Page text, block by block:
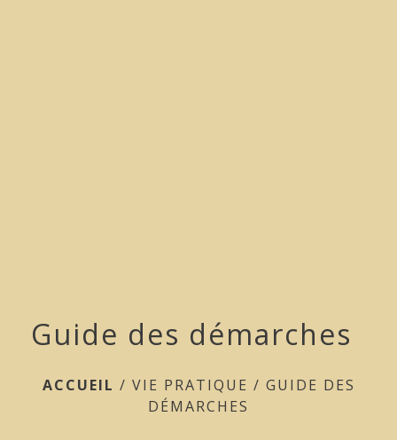
Guide des démarches
ACCUEIL / VIE PRATIQUE / GUIDE DES
DÉMARCHES